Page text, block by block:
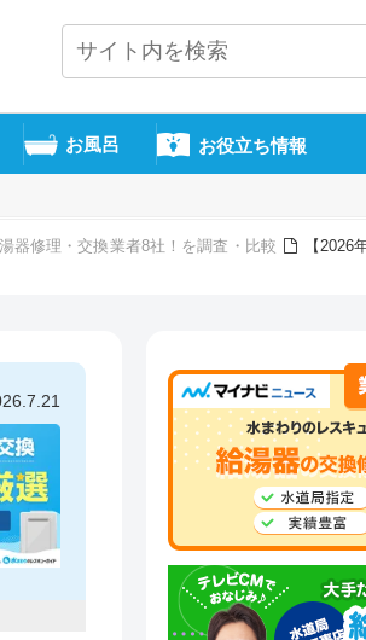
お風呂 お役立ち情報
器修理・交換業者8社！を調査・比較
【2026